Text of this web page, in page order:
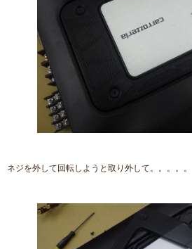
ネジを外して回転しようと取り外して。。。。。